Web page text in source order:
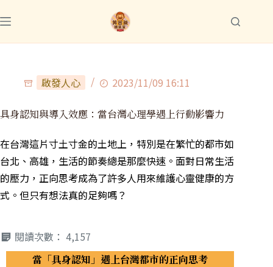
啟發人心 2023/11/09 16:11
具身認知與導入效應：當台灣心理學遇上行動影響力
在台灣這片寸土寸金的土地上，特別是在繁忙的都市如
台北、高雄，生活的節奏總是那麼快速。面對日常生活
的壓力，正向思考成為了許多人用來維護心靈健康的方
式。但只有想法真的足夠嗎？
閱讀次數： 4,157
當「具身認知」遇上台灣都市的正向思考